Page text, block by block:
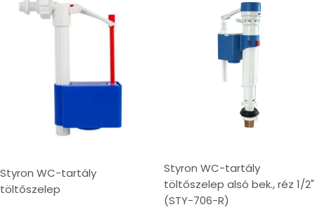
Styron WC-tartály
töltőszelep
Styron WC-tartály
töltőszelep alsó bek., réz 1/2"
(STY-706-R)